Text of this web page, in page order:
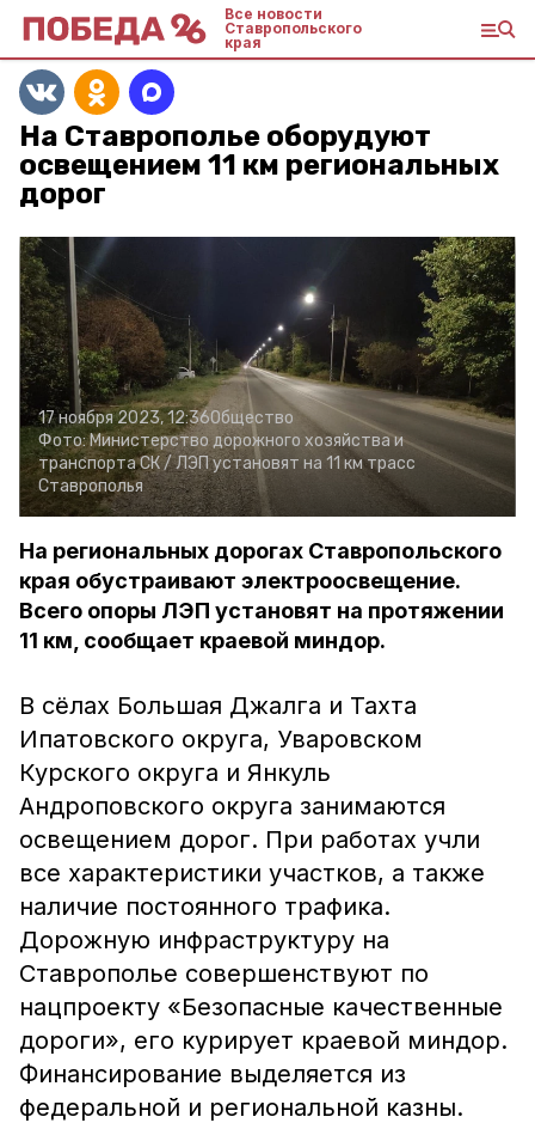
Все новости
Ставропольского
края
На Ставрополье оборудуют
освещением 11 км региональных
дорог
17 ноября 2023, 12:36Общество
Фото:Министерство дорожного хозяйства и
транспорта СК /ЛЭП установят на 11 км трасс
Ставрополья
На региональных дорогах Ставропольского
края обустраивают электроосвещение.
Всего опоры ЛЭП установят на протяжении
11 км, сообщает краевой миндор.
В сëлах Большая Джалга и Тахта
Ипатовского округа, Уваровском
Курского округа и Янкуль
Андроповского округа занимаются
освещением дорог. При работах учли
все характеристики участков, а также
наличие постоянного трафика.
Дорожную инфраструктуру на
Ставрополье совершенствуют по
нацпроекту «Безопасные качественные
дороги», его курирует краевой миндор.
Финансирование выделяется из
федеральной и региональной казны.